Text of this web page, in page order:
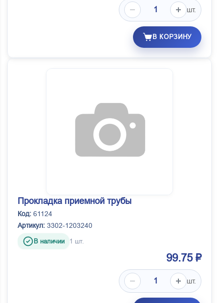
шт.
В КОРЗИНУ
Прокладка приемной трубы
Код: 61124
Артикул: 3302-1203240
В наличии 1 шт.
99.75 ₽
шт.